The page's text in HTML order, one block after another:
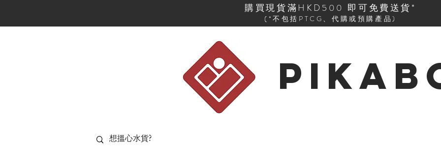
購買現貨滿HKD500 即可免費送貨*
(*不包括PTCG、代購或預購產品)